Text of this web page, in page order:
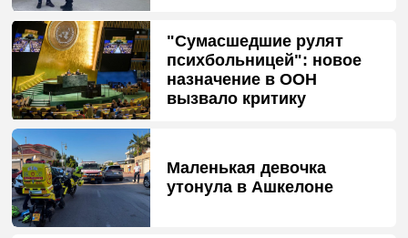
"Сумасшедшие рулят
психбольницей": новое
назначение в ООН
вызвало критику
Маленькая девочка
утонула в Ашкелоне